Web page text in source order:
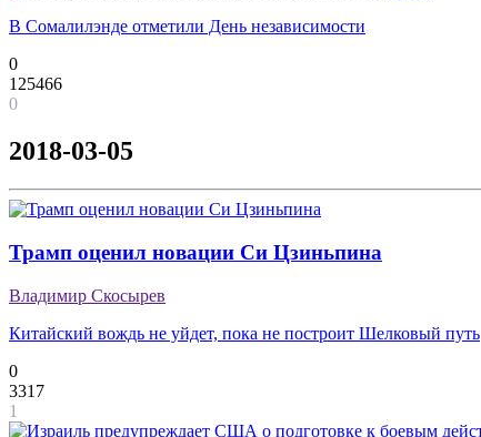
В Сомалилэнде отметили День независимости
0
125466
0
2018-03-05
Трамп оценил новации Си Цзиньпина
Владимир Скосырев
Китайский вождь не уйдет, пока не построит Шелковый путь
0
3317
1